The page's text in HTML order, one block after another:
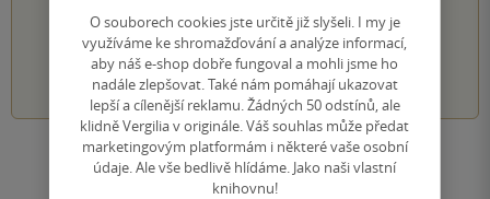
1 2 3 4 5
Zobrazit všechna hodnocení
O souborech cookies jste určitě již slyšeli. I my je
využíváme ke shromažďování a analýze informací,
aby náš e-shop dobře fungoval a mohli jsme ho
nadále zlepšovat. Také nám pomáhají ukazovat
lepší a cílenější reklamu. Žádných 50 odstínů, ale
klidně Vergilia v originále. Váš souhlas může předat
marketingovým platformám i některé vaše osobní
údaje. Ale vše bedlivě hlídáme. Jako naši vlastní
knihovnu!